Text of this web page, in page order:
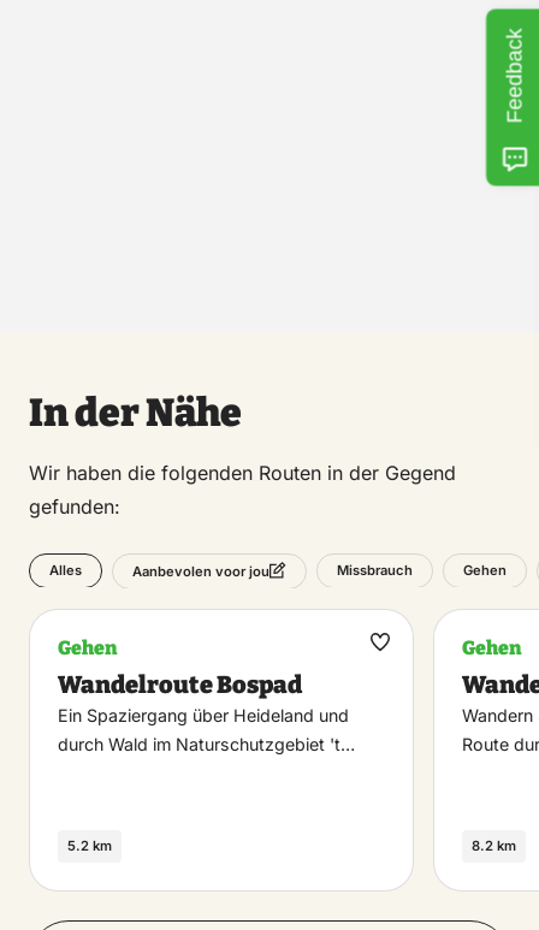
In der Nähe
Wir haben die folgenden Routen in der Gegend
gefunden:
Alles Aanbevolen voor jou Missbrauch Gehen
Gehen
Wandelroute Bospad
Ein Spaziergang über Heideland und
durch Wald im Naturschutzgebiet 't…
5.2 km
Maak
Gehen
Wandern
Route
8.2 km
Feedback